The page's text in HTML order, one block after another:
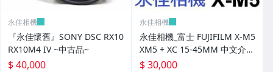
永佳相機
『永佳懷舊』SONY DSC RX10
RX10M4 IV ~中古品~
$ 40,000
永佳相機
永佳相機_富士 FUJIFILM X-M5
XM5 + XC 15-45MM 中文介面
銀色【平行輸入】3
$ 30,000